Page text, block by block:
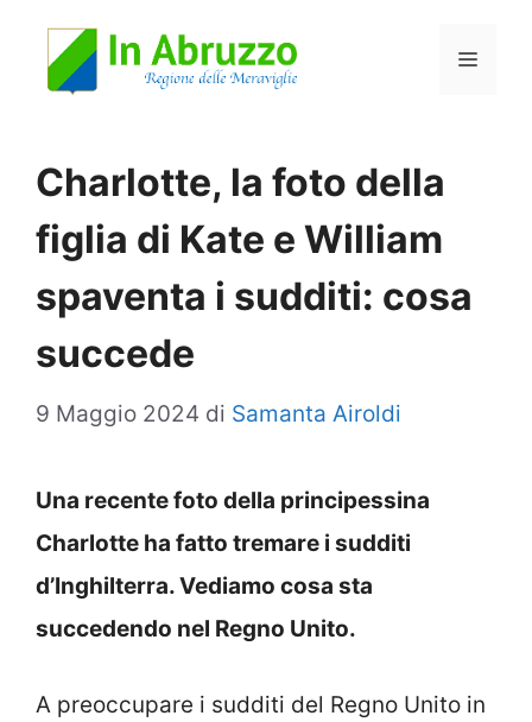
Menu
Charlotte, la foto della
figlia di Kate e William
spaventa i sudditi: cosa
succede
9 Maggio 2024 di Samanta Airoldi
Una recente foto della principessina
Charlotte ha fatto tremare i sudditi
d’Inghilterra. Vediamo cosa sta
succedendo nel Regno Unito.
A preoccupare i sudditi del Regno Unito in